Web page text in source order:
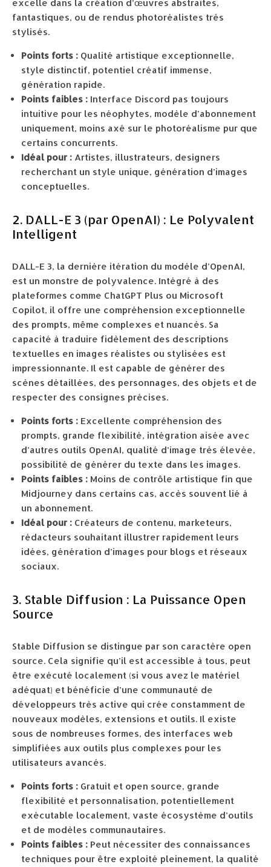
excelle dans la création d’œuvres abstraites,
fantastiques, ou de rendus photoréalistes très
stylisés.
Points forts : Qualité artistique exceptionnelle,
style distinctif, potentiel créatif immense,
génération rapide.
Points faibles : Interface Discord pas toujours
intuitive pour les néophytes, modèle d’abonnement
uniquement, moins axé sur le photoréalisme pur que
certains concurrents.
Idéal pour : Artistes, illustrateurs, designers
recherchant un style unique, génération d’images
conceptuelles.
2. DALL-E 3 (par OpenAI) : Le Polyvalent
Intelligent
DALL-E 3, la dernière itération du modèle d’OpenAI,
est un monstre de polyvalence. Intégré à des
plateformes comme ChatGPT Plus ou Microsoft
Copilot, il offre une compréhension exceptionnelle
des prompts, même complexes et nuancés. Sa
capacité à traduire fidèlement des descriptions
textuelles en images réalistes ou stylisées est
impressionnante. Il est capable de générer des
scènes détaillées, des personnages, des objets et de
respecter des consignes précises.
Points forts : Excellente compréhension des
prompts, grande flexibilité, intégration aisée avec
d’autres outils OpenAI, qualité d’image très élevée,
possibilité de générer du texte dans les images.
Points faibles : Moins de contrôle artistique fin que
Midjourney dans certains cas, accès souvent lié à
un abonnement.
Idéal pour : Créateurs de contenu, marketeurs,
rédacteurs souhaitant illustrer rapidement leurs
idées, génération d’images pour blogs et réseaux
sociaux.
3. Stable Diffusion : La Puissance Open
Source
Stable Diffusion se distingue par son caractère open
source. Cela signifie qu’il est accessible à tous, peut
être exécuté localement (si vous avez le matériel
adéquat) et bénéficie d’une communauté de
développeurs très active qui crée constamment de
nouveaux modèles, extensions et outils. Il existe
sous de nombreuses formes, des interfaces web
simplifiées aux outils plus complexes pour les
utilisateurs avancés.
Points forts : Gratuit et open source, grande
flexibilité et personnalisation, potentiellement
exécutable localement, vaste écosystème d’outils
et de modèles communautaires.
Points faibles : Peut nécessiter des connaissances
techniques pour être exploité pleinement, la qualité